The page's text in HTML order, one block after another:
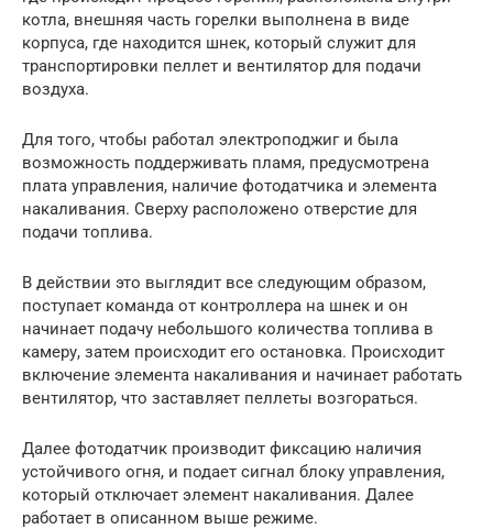
котла, внешняя часть горелки выполнена в виде
корпуса, где находится шнек, который служит для
транспортировки пеллет и вентилятор для подачи
воздуха.
Для того, чтобы работал электроподжиг и была
возможность поддерживать пламя, предусмотрена
плата управления, наличие фотодатчика и элемента
накаливания. Сверху расположено отверстие для
подачи топлива.
В действии это выглядит все следующим образом,
поступает команда от контроллера на шнек и он
начинает подачу небольшого количества топлива в
камеру, затем происходит его остановка. Происходит
включение элемента накаливания и начинает работать
вентилятор, что заставляет пеллеты возгораться.
Далее фотодатчик производит фиксацию наличия
устойчивого огня, и подает сигнал блоку управления,
который отключает элемент накаливания. Далее
работает в описанном выше режиме.